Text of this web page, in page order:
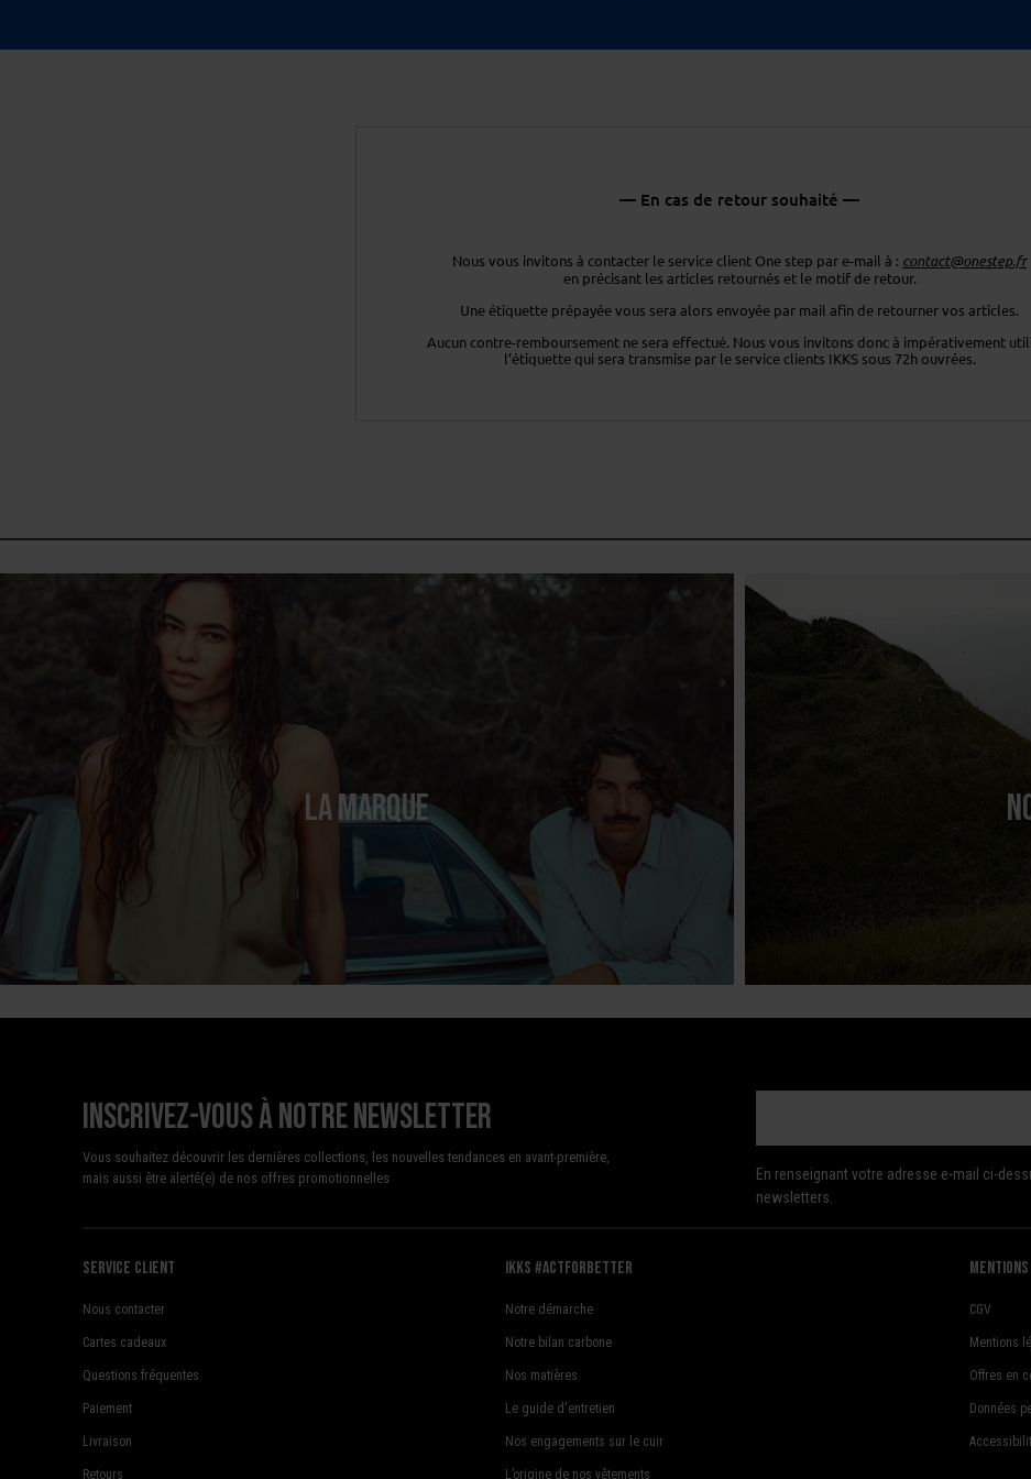
— En cas de retour souhaité —
Nous vous invitons à contacter le service client One step par e-mail à : contact@onestep.fr
en précisant les articles retournés et le motif de retour.
Une étiquette prépayée vous sera alors envoyée par mail afin de retournervos articles.
Aucun contre-remboursement ne sera effectué. Nous vous invitons doncà impérativement
l’étiquettequi sera transmise par le service clients IKKS sous 72h ouvrées.
LA MARQUE
Inscrivez-vous à notre newsletter
Vous souhaitez découvrir les dernières collections, les nouvelles tendances en avant-première,
mais aussi être alerté(e) de nos offres promotionnelles
En renseignant votre adresse e-mail ci-
newsletters.
Service client
Nous contacter
Cartes cadeaux
Questions fréquentes
Paiement
Livraison
Retours
Ikks #actforbetter
Notre démarche
Notre bilan carbone
Nos matières
Le guide d'entretien
Nos engagements sur le cuir
L’origine de nos vêtements
CGV
Mentions
Offres en
Données